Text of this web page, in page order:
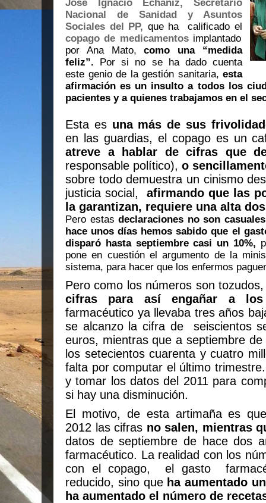
José Ignacio Echániz, Secretario
Nacional de Sanidad y Asuntos
Sociales del PP, que ha calificado el
copago de medicamentos implantado
por Ana Mato,como una “medida
feliz”. Por si no se ha dado cuenta
este genio de la gestión sanitaria, esta
afirmación es un insulto a todos los
pacientes y a quienes trabajamos en el
Esta es una más de sus
en las guardias, el copago es un
atreve a hablar de cifras que
responsable político),o
sobre todo demuestra un cinismo
justicia social,
afirmando que las
la garantizan, requiere una alta
Pero estas declaraciones no son casuales
hace unos días hemos sabido que el
disparó hasta septiembre casi un 10%,
pone en cuestión el argumento de la
sistema, para hacer que los enfermos
Pero como los números son
cifras para así engañar a los
farmacéutico ya llevaba tres años
se alcanzo la cifra de
seiscientos
euros, mientras que a septiembre
los setecientos cuarenta y cuatro
falta por computar el último
y tomar los datos del 2011 para
si hay una disminución.
El motivo, de esta artimaña es
2012 las cifras no salen, mientras
datos de septiembre de hace dos
farmacéutico. La realidad con los
con el copago,
el gasto
reducido, sino queha aumentado
ha aumentado el número de